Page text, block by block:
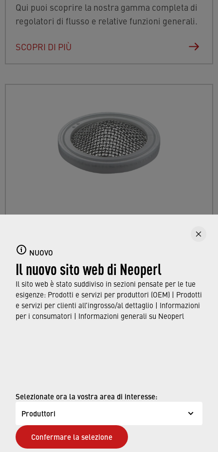
NUOVO
Il nuovo sito web di Neoperl
Il sito web è stato suddiviso in sezioni pensate per le tue
esigenze: Prodotti e servizi per produttori (OEM) | Prodotti
e servizi per clienti all’ingrosso/al dettaglio | Informazioni
per i consumatori | Informazioni generali su Neoperl
Selezionate ora la vostra area di interesse:
Produttori
Confermare la selezione
Qui puoi scoprire la nostra gamma completa di
regolatori di flusso e relative funzioni generali.
SCOPRI DI PIÙ
Filtri
usura, rotture e malfunzionamenti. Vengono
utilizzati dove si depositano sedimenti o
impurità nella linea di alimentazione
dell'acqua.
SCOPRI LA NOSTRA GAMMA
Note legali
Pagina sulla privacy